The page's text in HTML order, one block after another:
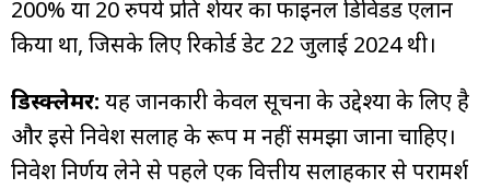
200% या 20 रुपये प्रति शेयर का फाइनल डिविडेंड एलान
किया था, जिसके लिए रिकोर्ड डेट 22 जुलाई 2024 थी।
डिस्क्लेमर: यह जानकारी केवल सूचना के उद्देश्यों के लिए है
और इसे निवेश सलाह के रूप में नहीं समझा जाना चाहिए।
निवेश निर्णय लेने से पहले एक वित्तीय सलाहकार से परामर्श